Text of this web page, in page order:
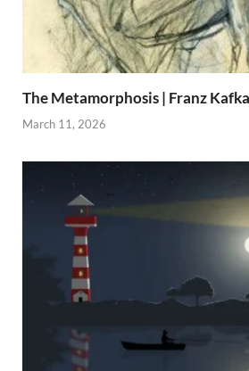
The Metamorphosis | Franz
March 11, 2026